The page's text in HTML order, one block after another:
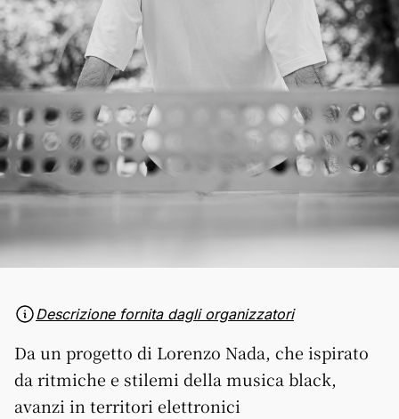
Descrizione fornita dagli organizzatori
Da un progetto di Lorenzo Nada, che ispirato
da ritmiche e stilemi della musica black,
avanzi in territori elettronici